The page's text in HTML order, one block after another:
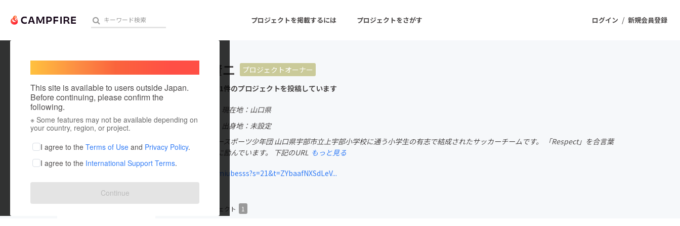
ログイン / 新規会員登録
プロジェクトを掲載するには プロジェクトをさがす
人気のプロジェクト 注目のリターン 注目の新着プロジェクト
アート・写真 音楽
テクノロジー・ガジェット
ゲーム・サービス開発 フード・飲食店
ファッション
映像・映画
ビジネス・起業
まちづくり・地域活性化
This site is available to users outside Japan.
Before continuing, please confirm the
following.
※ Some features may not be available depending on
your country, region, or project.
I agree to the Terms of Use and Privacy Policy.
I agree to the International Support Terms.
Continue
江本 賢二
プロジェクトオーナー
これまでに1件のプロジェクトを投稿しています
現在地：山口県
出身国：日本
出身地：未設定
上宇部サッカースポーツ少年団 山口県宇部市立上宇部小学校に通う小学生の有志で結成されたサッカーチームです。 「Respect」を合言葉
に、日々練習に励んでいます。 下記のURL もっと見る
x.com/kamiubesss?s=21&t=ZYbaafNXSdLeV...
プロジェクト 1